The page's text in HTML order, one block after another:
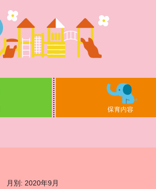
月別: 2020年9月